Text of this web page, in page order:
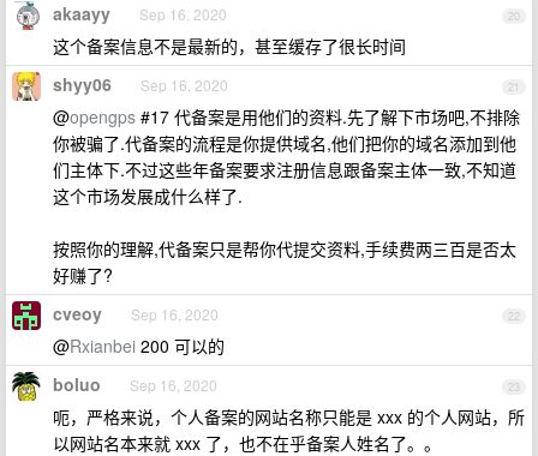
20
akaayy Sep 16, 2020
这个备案信息不是最新的，甚至缓存了很长时间
21
shyy06 Sep 16, 2020
@opengps #17 代备案是用他们的资料.先了解下市场吧,不排除
你被骗了.代备案的流程是你提供域名,他们把你的域名添加到他
们主体下.不过这些年备案要求注册信息跟备案主体一致,不知道
这个市场发展成什么样了.
按照你的理解,代备案只是帮你代提交资料,手续费两三百是否太
好赚了?
22
cveoy Sep 16, 2020
@Rxianbei 200 可以的
23
boluo Sep 16, 2020
呃，严格来说，个人备案的网站名称只能是 xxx 的个人网站，所
以网站名本来就 xxx 了，也不在乎备案人姓名了。。